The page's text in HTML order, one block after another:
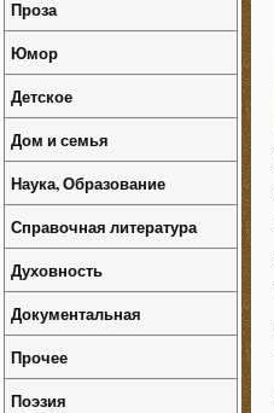
Проза
Юмор
Детское
Дом и семья
Наука, Образование
Справочная литература
Духовность
Документальная
Прочее
Поэзия